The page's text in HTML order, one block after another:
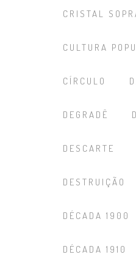
CRISTAL
CULTURA
CÍRCULO
DEGRADÊ
DESCARTE
DESTRUIÇÃO
DÉCADA 1900
DÉCADA 1910